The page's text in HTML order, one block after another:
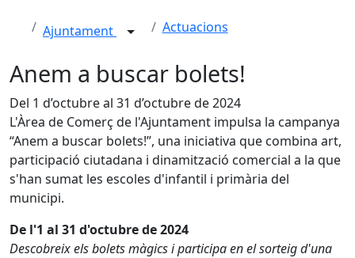
Ajuntament Actuacions
Anem a buscar bolets!
Del 1 d’octubre al 31 d’octubre de 2024
L'Àrea de Comerç de l'Ajuntament impulsa la campanya
“Anem a buscar bolets!”, una iniciativa que combina art,
participació ciutadana i dinamització comercial a la que
s'han sumat les escoles d'infantil i primària del
municipi.
De l'1 al 31 d'octubre de 2024
Descobreix els bolets màgics i participa en el sorteig d'una